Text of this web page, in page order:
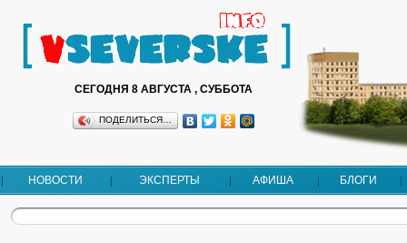
СЕГОДНЯ 8 АВГУСТА , СУББОТА
ПОДЕЛИТЬСЯ…
НОВОСТИ ЭКСПЕРТЫ АФИША БЛОГИ